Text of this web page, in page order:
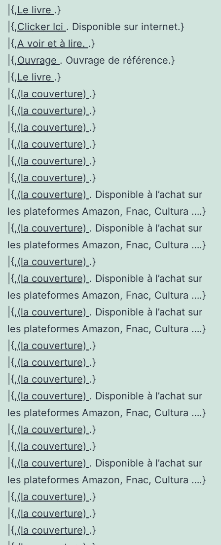
|{,Le livre .}
|{,Clicker Ici . Disponible sur internet.}
|{,A voir et à lire. .}
|{,Ouvrage . Ouvrage de référence.}
|{,Le livre .}
|{,(la couverture) .}
|{,(la couverture) .}
|{,(la couverture) .}
|{,(la couverture) .}
|{,(la couverture) .}
|{,(la couverture) .}
|{,(la couverture) . Disponible à l’achat sur
les plateformes Amazon, Fnac, Cultura ….}
|{,(la couverture) . Disponible à l’achat sur
les plateformes Amazon, Fnac, Cultura ….}
|{,(la couverture) .}
|{,(la couverture) . Disponible à l’achat sur
les plateformes Amazon, Fnac, Cultura ….}
|{,(la couverture) . Disponible à l’achat sur
les plateformes Amazon, Fnac, Cultura ….}
|{,(la couverture) .}
|{,(la couverture) .}
|{,(la couverture) .}
|{,(la couverture) . Disponible à l’achat sur
les plateformes Amazon, Fnac, Cultura ….}
|{,(la couverture) .}
|{,(la couverture) .}
|{,(la couverture) . Disponible à l’achat sur
les plateformes Amazon, Fnac, Cultura ….}
|{,(la couverture) .}
|{,(la couverture) .}
|{,(la couverture) .}